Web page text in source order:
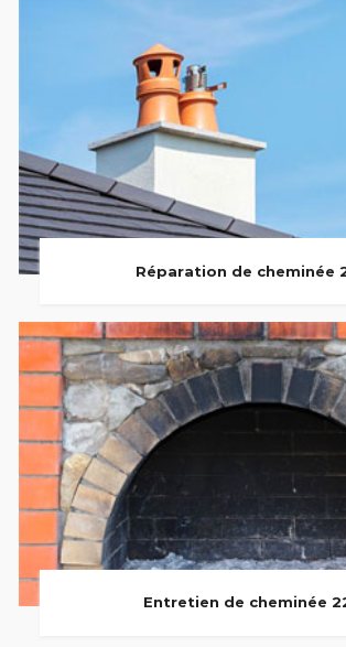
Réparation de cheminée
Entretien de cheminée